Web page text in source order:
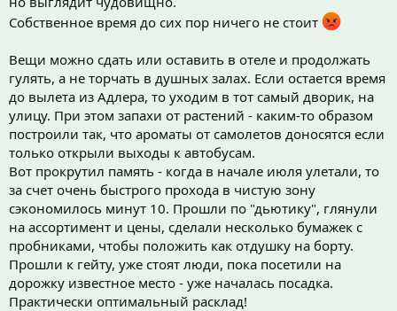
Собственное время до сих пор ничего не стоит
Вещи можно сдать или оставить в отеле и продолжать
гулять, а не торчать в душных залах. Если остается время
до вылета из Адлера, то уходим в тот самый дворик, на
улицу. При этом запахи от растений - каким-то образом
построили так, что ароматы от самолетов доносятся если
только открыли выходы к автобусам.
Вот прокрутил память - когда в начале июля улетали, то
за счет очень быстрого прохода в чистую зону
сэкономилось минут 10. Прошли по "дьютику", глянули
на ассортимент и цены, сделали несколько бумажек с
пробниками, чтобы положить как отдушку на борту.
Прошли к гейту, уже стоят люди, пока посетили на
дорожку известное место - уже началась посадка.
Практически оптимальный расклад!